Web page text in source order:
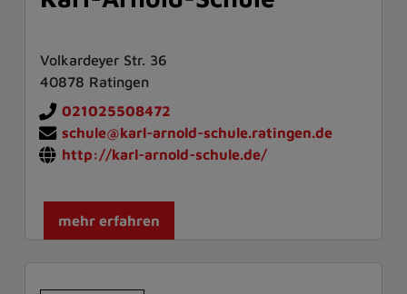
Volkardeyer Str. 36
40878 Ratingen
021025508472
schule@karl-arnold-schule.ratingen.de
http://karl-arnold-schule.de/
mehr erfahren